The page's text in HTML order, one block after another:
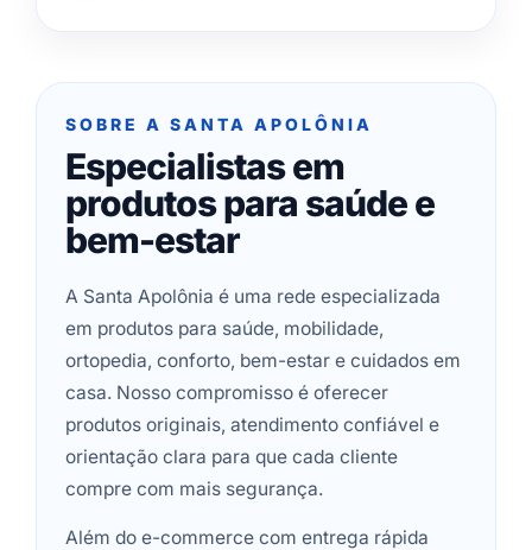
SOBRE A SANTA APOLÔNIA
Especialistas em
produtos para saúde e
bem-estar
A Santa Apolônia é uma rede especializada
em produtos para saúde, mobilidade,
ortopedia, conforto, bem-estar e cuidados em
casa. Nosso compromisso é oferecer
produtos originais, atendimento confiável e
orientação clara para que cada cliente
compre com mais segurança.
Além do e-commerce com entrega rápida